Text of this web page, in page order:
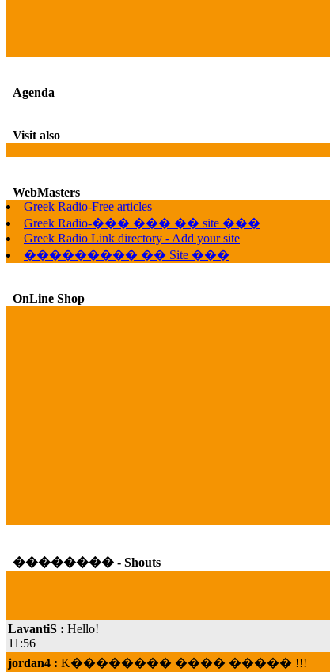
Agenda
Visit also
WebMasters
Greek Radio-Free articles
Greek Radio-��� ��� �� site ���
Greek Radio Link directory - Add your site
��������� �� Site ���
OnLine Shop
�������� - Shouts
LavantiS :Hello!
11:56
jordan4 :K�������� ���� ����� !!!
19:45